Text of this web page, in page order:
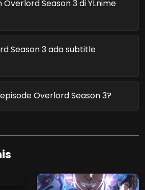
Season 3 di YLnime
Season 3 ada subtitle
Overlord Season 3?